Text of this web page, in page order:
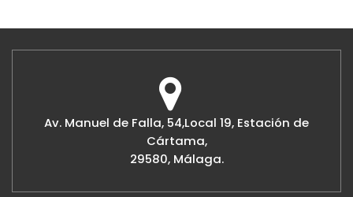
Av. Manuel de Falla, 54,Local 19, Estación de
Cártama,
29580, Málaga.